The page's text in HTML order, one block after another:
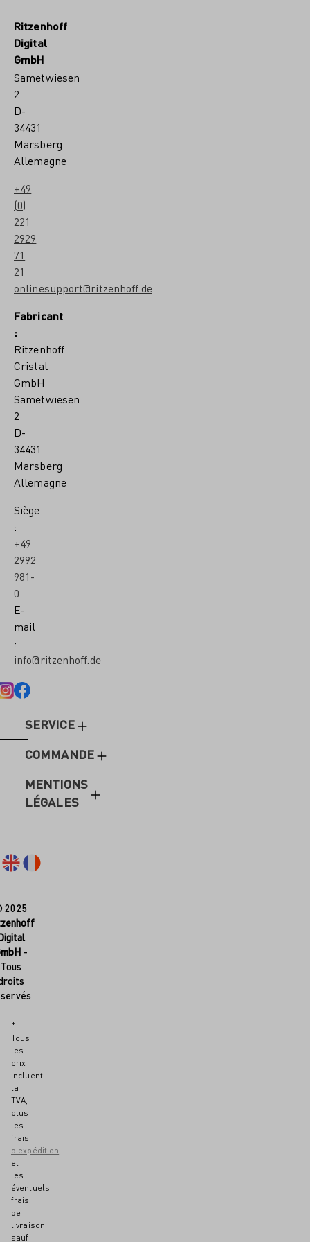
Ritzenhoff
Digital
GmbH
Sametwiesen
2
D-
34431
Marsberg
Allemagne
+49
(0)
221
2929
71
21
onlinesupport@ritzenhoff.de
Fabricant
:
Ritzenhoff
Cristal
GmbH
Sametwiesen
2
D-
34431
Marsberg
Allemagne
Siège
:
+49
2992
981-
0
E-
mail
:
info@ritzenhoff.de
SERVICE
COMMANDE
MENTIONS
LÉGALES
2025
-
Tous
*
Tous
les
prix
incluent
la
TVA,
plus
les
frais
d'expédition
et
les
éventuels
frais
de
livraison,
sauf